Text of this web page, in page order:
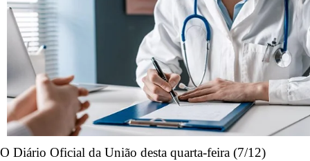
O Diário Oficial da União desta quarta-feira (7/12)